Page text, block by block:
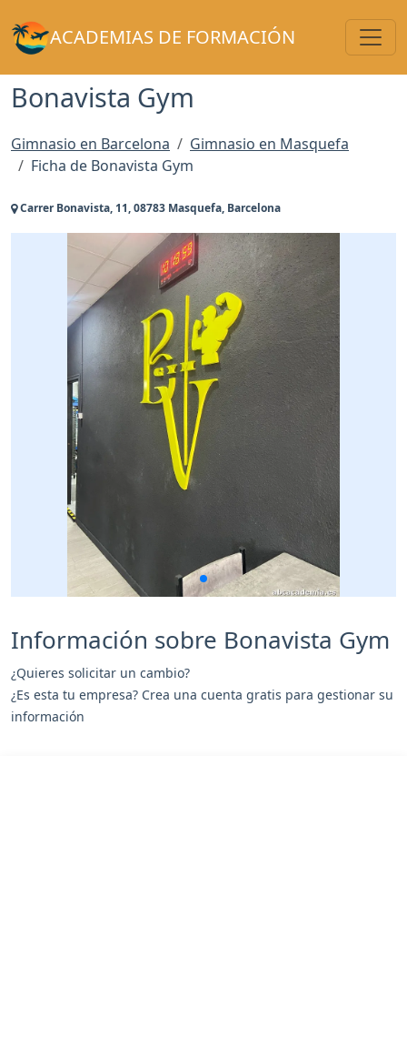
ACADEMIAS DE FORMACIÓN
Bonavista Gym
Gimnasio en Barcelona
Gimnasio en Masquefa
Ficha de Bonavista Gym
Carrer Bonavista, 11, 08783 Masquefa, Barcelona
Información sobre Bonavista Gym
¿Quieres solicitar un cambio?
¿Es esta tu empresa? Crea una cuenta gratis para gestionar su
información